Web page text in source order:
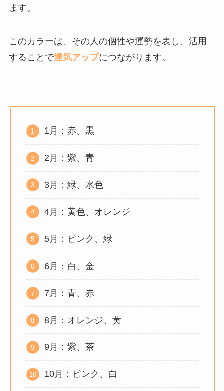
ます。
このカラーは、その人の個性や運勢を表し、活用
することで運気アップにつながります。
1月：赤、黒
2月：紫、青
3月：緑、水色
4月：黄色、オレンジ
5月：ピンク、緑
6月：白、金
7月：青、赤
8月：オレンジ、黄
9月：紫、茶
10月：ピンク、白